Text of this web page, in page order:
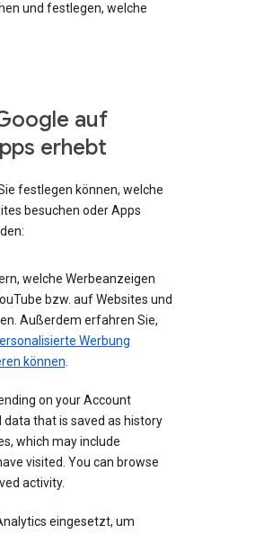
und festlegen, welche
auf
erhebt
festlegen können, welche
besuchen oder Apps
welche Werbeanzeigen
bzw. auf Websites und
Außerdem erfahren Sie,
Werbung
können.
on your Account
that is saved as history
which may include
visited. You can browse
activity.
eingesetzt, um